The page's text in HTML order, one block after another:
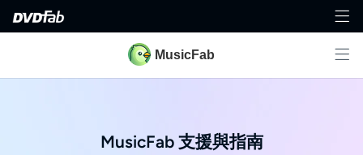
MusicFab
MusicFab 支援與指南